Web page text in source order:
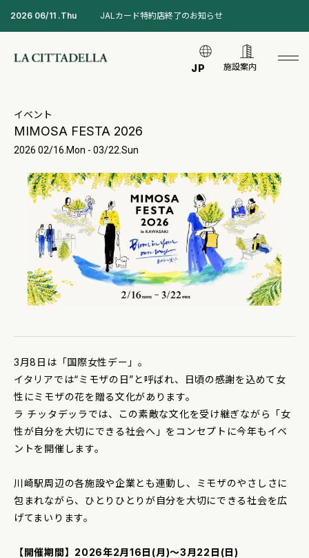
2026 06/11 .Thu JALカード特約店終了のお知らせ
JP 施設案内
イベント
MIMOSA FESTA 2026
2026 02/16.Mon - 03/22.Sun
3月8日は「国際女性デー」。
イタリアでは“ミモザの日”と呼ばれ、日頃の感謝を込めて女
性にミモザの花を贈る文化があります。
ラ チッタデッラでは、この素敵な文化を受け継ぎながら「女
性が自分を大切にできる社会へ」をコンセプトに今年もイベ
ントを開催します。
川崎駅周辺の各施設や企業とも連動し、ミモザのやさしさに
包まれながら、ひとりひとりが自分を大切にできる社会を広
げてまいります。
【開催期間】2026年2月16日(月)～3月22日(日)